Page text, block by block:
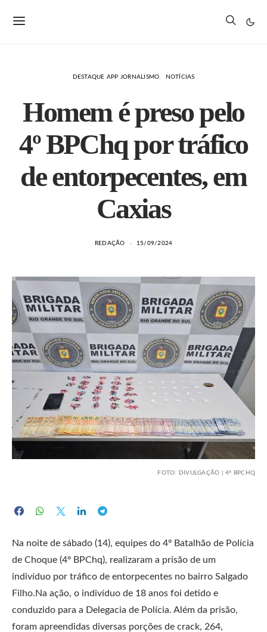
DESTAQUE APP JORNALISMO NOTÍCIAS
Homem é preso pelo
4º BPChq por tráfico
de entorpecentes, em
Caxias
REDAÇÃO 15/09/2024
FOTO: DIVULGAÇÃO | 4º BPCHQ
Na noite de sábado (14), equipes do 4º Batalhão de Polícia
de Choque (4º BPChq), realizaram a prisão de um
indivíduo por tráfico de entorpecentes no bairro Salgado
Filho.Na ação, o indivíduo de 18 anos foi detido e
conduzido para a Delegacia de Polícia. Além da prisão,
foram apreendidas diversas porções de crack, 264,